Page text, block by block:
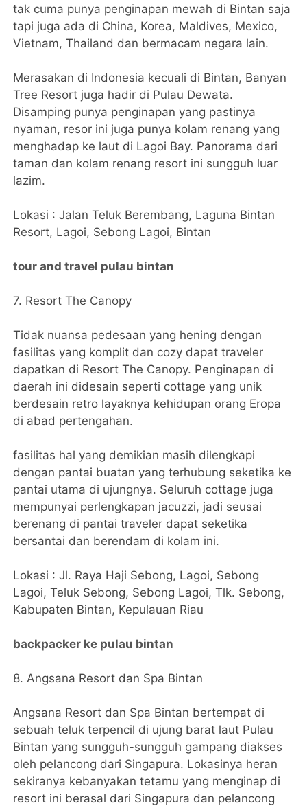
tak cuma punya penginapan mewah di Bintan saja
tapi juga ada di China, Korea, Maldives, Mexico,
Vietnam, Thailand dan bermacam negara lain.
Merasakan di Indonesia kecuali di Bintan, Banyan
Tree Resort juga hadir di Pulau Dewata.
Disamping punya penginapan yang pastinya
nyaman, resor ini juga punya kolam renang yang
menghadap ke laut di Lagoi Bay. Panorama dari
taman dan kolam renang resort ini sungguh luar
lazim.
Lokasi : Jalan Teluk Berembang, Laguna Bintan
Resort, Lagoi, Sebong Lagoi, Bintan
tour and travel pulau bintan
7. Resort The Canopy
Tidak nuansa pedesaan yang hening dengan
fasilitas yang komplit dan cozy dapat traveler
dapatkan di Resort The Canopy. Penginapan di
daerah ini didesain seperti cottage yang unik
berdesain retro layaknya kehidupan orang Eropa
di abad pertengahan.
fasilitas hal yang demikian masih dilengkapi
dengan pantai buatan yang terhubung seketika ke
pantai utama di ujungnya. Seluruh cottage juga
mempunyai perlengkapan jacuzzi, jadi seusai
berenang di pantai traveler dapat seketika
bersantai dan berendam di kolam ini.
Lokasi : Jl. Raya Haji Sebong, Lagoi, Sebong
Lagoi, Teluk Sebong, Sebong Lagoi, Tlk. Sebong,
Kabupaten Bintan, Kepulauan Riau
backpacker ke pulau bintan
8. Angsana Resort dan Spa Bintan
Angsana Resort dan Spa Bintan bertempat di
sebuah teluk terpencil di ujung barat laut Pulau
Bintan yang sungguh-sungguh gampang diakses
oleh pelancong dari Singapura. Lokasinya heran
sekiranya kebanyakan tetamu yang menginap di
resort ini berasal dari Singapura dan pelancong